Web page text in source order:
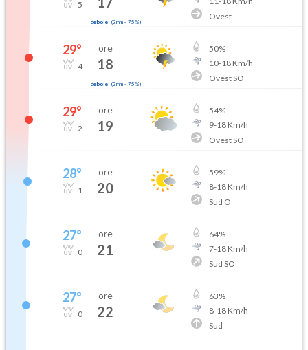
5
debole (2mm- 75 %)
Ovest
29°
4
ore
18
debole (2mm- 75 %)
50%
10-18Km/h
Ovest SO
29°
2
ore
19
54%
9-18Km/h
Ovest SO
28°
1
ore
20
59%
8-18Km/h
Sud O
27°
0
ore
21
64%
7-18Km/h
Sud SO
27°
0
ore
22
63%
8-18Km/h
Sud